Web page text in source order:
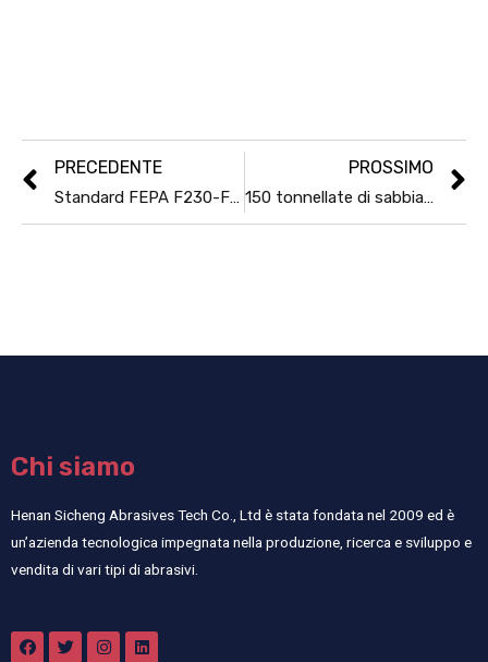
PRECEDENTE
Standard FEPA F230-F2000 per ossido di allumina abrasivo, carburo di silicio
PROSSIMO
150 tonnellate di sabbia di cromite sudafricana consegnata in Giappone
Chi siamo
Henan Sicheng Abrasives Tech Co., Ltd è stata fondata nel 2009 ed è
un’azienda tecnologica impegnata nella produzione, ricerca e sviluppo e
vendita di vari tipi di abrasivi.